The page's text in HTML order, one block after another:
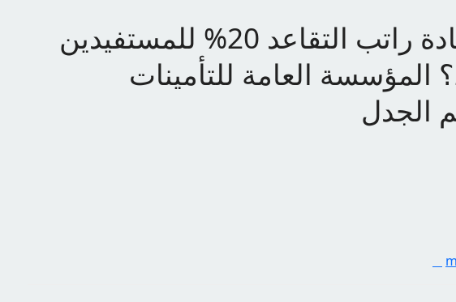
ما هي حقيقة زيادة راتب التقاعد 20% للمستفيدين
أغسطس 2024؟ المؤسسة العامة للتأمينات
الجدل